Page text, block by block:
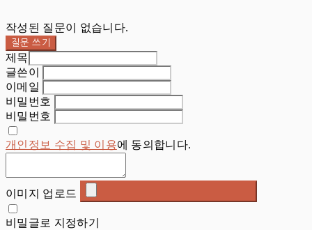
작성된 질문이 없습니다.
질문 쓰기
제목
글쓴이
이메일
비밀번호
비밀번호
개인정보 수집 및 이용에 동의합니다.
이미지 업로드
비밀글로 지정하기